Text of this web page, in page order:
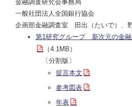
金融調査研究会事務局
一般社団法人全国銀行協会
企画部金融調査室 田出（たいで）、
第1研究グループ 新次元の金融
（4.1MB）
〔分割版〕
提言本文
参考図表
年表